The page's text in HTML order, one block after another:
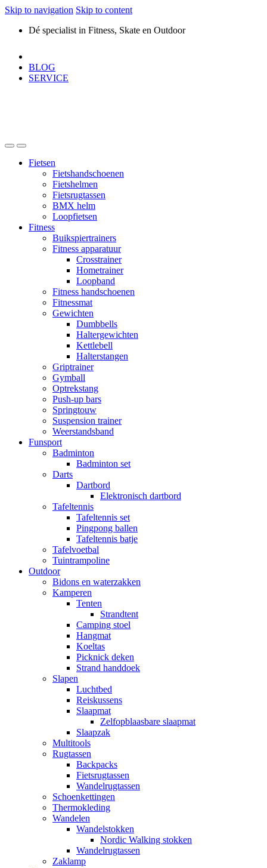
Skip to navigation Skip to content
Dé specialist in Fitness, Skate en Outdoor
BLOG
SERVICE
Fietsen
Fietshandschoenen
Fietshelmen
Fietsrugtassen
BMX helm
Loopfietsen
Fitness
Buikspiertrainers
Fitness apparatuur
Crosstrainer
Hometrainer
Loopband
Fitness handschoenen
Fitnessmat
Gewichten
Dumbbells
Haltergewichten
Kettlebell
Halterstangen
Griptrainer
Gymball
Optrekstang
Push-up bars
Springtouw
Suspension trainer
Weerstandsband
Funsport
Badminton
Badminton set
Darts
Dartbord
Elektronisch dartbord
Tafeltennis
Tafeltennis set
Pingpong ballen
Tafeltennis batje
Tafelvoetbal
Tuintrampoline
Outdoor
Bidons en waterzakken
Kamperen
Tenten
Strandtent
Camping stoel
Hangmat
Koeltas
Picknick deken
Strand handdoek
Slapen
Luchtbed
Reiskussens
Slaapmat
Zelfopblaasbare slaapmat
Slaapzak
Multitools
Rugtassen
Backpacks
Fietsrugtassen
Wandelrugtassen
Schoenkettingen
Thermokleding
Wandelen
Wandelstokken
Nordic Walking stokken
Wandelrugtassen
Zaklamp